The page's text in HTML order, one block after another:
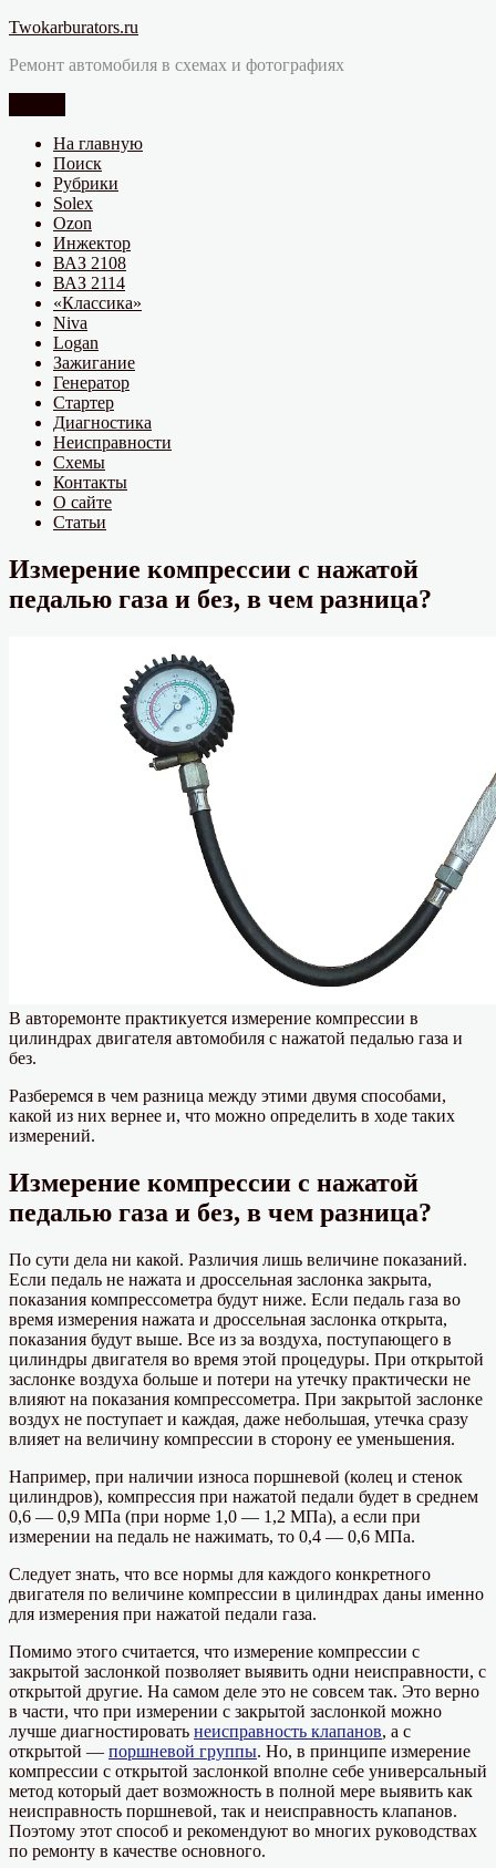
Перейти
содержимому
Twokarburators.ru
Ремонт автомобиля в схемах и фотографиях
На главную
Поиск
Рубрики
Solex
Ozon
Инжектор
ВАЗ 2108
ВАЗ 2114
«Классика»
Niva
Logan
Зажигание
Генератор
Стартер
Диагностика
Неисправности
Схемы
Контакты
О сайте
Статьи
Измерение компрессии с нажатой
педалью газа и без, в чем разница?
В авторемонте практикуется измерение компрессии в
цилиндрах двигателя автомобиля с нажатой педалью газа и
без.
Разберемся в чем разница между этими двумя способами,
какой из них вернее и, что можно определить в ходе таких
измерений.
Измерение компрессии с нажатой
педалью газа и без, в чем разница?
По сути дела ни какой. Различия лишь величине показаний.
Если педаль не нажата и дроссельная заслонка закрыта,
показания компрессометра будут ниже. Если педаль газа во
время измерения нажата и дроссельная заслонка открыта,
показания будут выше. Все из за воздуха, поступающего в
цилиндры двигателя во время этой процедуры. При открытой
заслонке воздуха больше и потери на утечку практически не
влияют на показания компрессометра. При закрытой заслонке
воздух не поступает и каждая, даже небольшая, утечка сразу
влияет на величину компрессии в сторону ее уменьшения.
Например, при наличии износа поршневой (колец и стенок
цилиндров), компрессия при нажатой педали будет в среднем
0,6 — 0,9 МПа (при норме 1,0 — 1,2 МПа), а если при
измерении на педаль не нажимать, то 0,4 — 0,6 МПа.
Следует знать, что все нормы для каждого конкретного
двигателя по величине компрессии в цилиндрах даны именно
для измерения при нажатой педали газа.
Помимо этого считается, что измерение компрессии с
закрытой заслонкой позволяет выявить одни неисправности, с
открытой другие. На самом деле это не совсем так. Это верно
в части, что при измерении с закрытой заслонкой можно
лучше диагностировать неисправность клапанов, а с
открытой — поршневой группы. Но, в принципе измерение
компрессии с открытой заслонкой вполне себе универсальный
метод который дает возможность в полной мере выявить как
неисправность поршневой, так и неисправность клапанов.
Поэтому этот способ и рекомендуют во многих руководствах
по ремонту в качестве основного.